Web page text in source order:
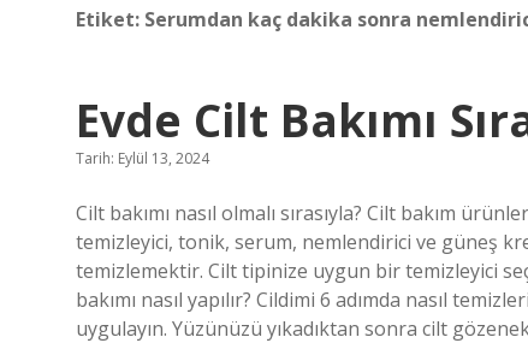
Etiket: Serumdan kaç dakika sonra
Evde Cilt Bakımı
Tarih: Eylül 13, 2024
Cilt bakımı nasıl olmalı sırasıyla? Cilt bakım
temizleyici, tonik, serum, nemlendirici ve güneş
temizlemektir. Cilt tipinize uygun bir temizleyici
bakımı nasıl yapılır? Cildimi 6 adımda nasıl
uygulayın. Yüzünüzü yıkadıktan sonra cilt